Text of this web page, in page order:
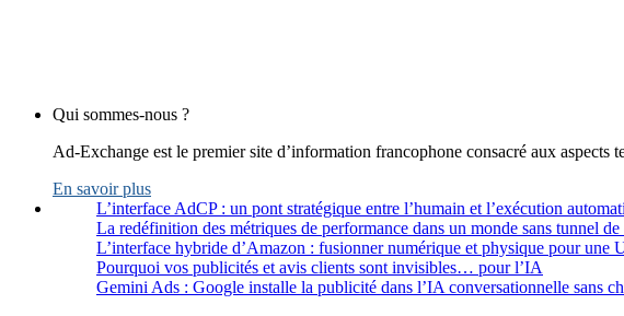
Qui sommes-nous ?
Ad-Exchange est le premier site d’information francophone consacré aux aspects
En savoir plus
L’interface AdCP : un pont stratégique entre l’humain et l’exécution
La redéfinition des métriques de performance dans un monde sans tunnel
L’interface hybride d’Amazon : fusionner numérique et physique pour une
Pourquoi vos publicités et avis clients sont invisibles… pour l’IA
Gemini Ads : Google installe la publicité dans l’IA conversationnelle sans